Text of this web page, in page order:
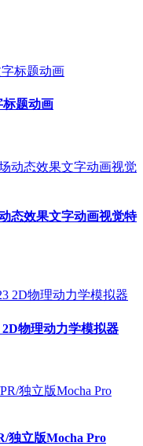
标题动画
态效果文字动画视觉特
2D物理动力学模拟器
独立版Mocha Pro